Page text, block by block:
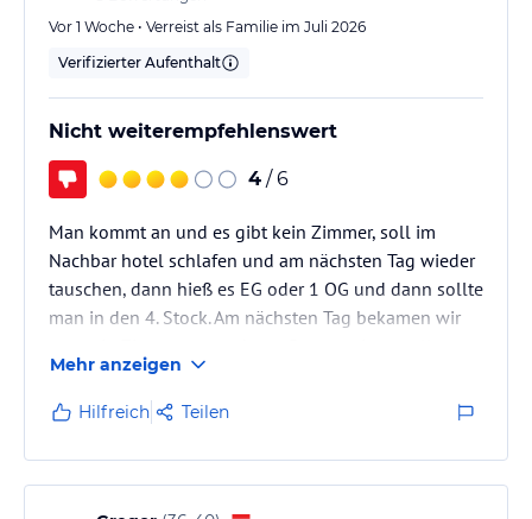
Vor 1 Woche • Verreist als Familie im Juli 2026
Verifizierter Aufenthalt
Nicht weiterempfehlenswert
4 / 6
Man kommt an und es gibt kein Zimmer, soll im
Nachbar hotel schlafen und am nächsten Tag wieder
tauschen, dann hieß es EG oder 1 OG und dann sollte
man in den 4. Stock. Am nächsten Tag bekamen wir
wurden, dass war nicht das gebuchte Zimmer wo wir
bezahlt haben. Rezeption Männer waren sehr
unfreundlich nachdem wir uns bemerkbar machten
das wir das alles so nicht wollten. Dann wurde und
ein ersatzzimmer angeboten für 1 Nacht und da
Mehr anzeigen
Hilfreich Teilen